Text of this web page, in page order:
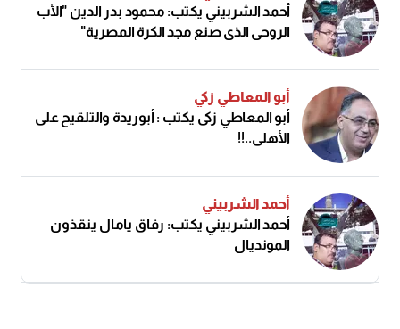
أحمد الشربيني يكتب: محمود بدر الدين "الأب
الروحي الذي صنع مجد الكرة المصرية"
أبو المعاطي زكي
أبو المعاطي زكى يكتب : أبوريدة والتلقيح على
الأهلى..!!
أحمد الشربيني
أحمد الشربيني يكتب: رفاق يامال ينقذون
المونديال